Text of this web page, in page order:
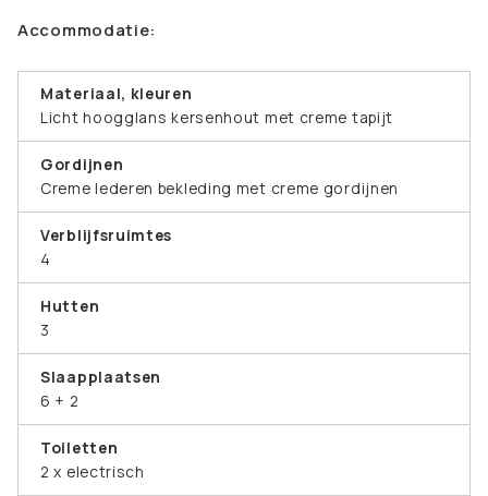
Accommodatie:
Materiaal, kleuren
Licht hoogglans kersenhout met creme tapijt
Gordijnen
Creme lederen bekleding met creme gordijnen
Verblijfsruimtes
4
Hutten
3
Slaapplaatsen
6 + 2
Toiletten
2 x electrisch